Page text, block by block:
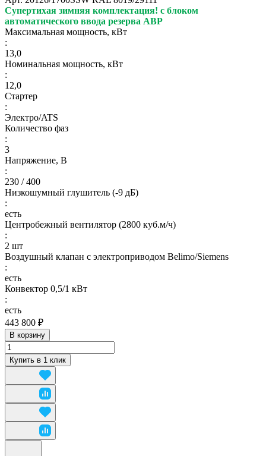
Супертихая зимняя комплектация! с блоком
автоматического ввода резерва АВР
Максимальная мощность, кВт
:
13,0
Номинальная мощность, кВт
:
12,0
Стартер
:
Электро/ATS
Количество фаз
:
3
Напряжение, В
:
230 / 400
Низкошумный глушитель (-9 дБ)
:
есть
Центробежный вентилятор (2800 куб.м/ч)
:
2 шт
Воздушный клапан с электроприводом Belimo/Siemens
:
есть
Конвектор 0,5/1 кВт
:
есть
443 800 ₽
В корзину
Купить в 1 клик